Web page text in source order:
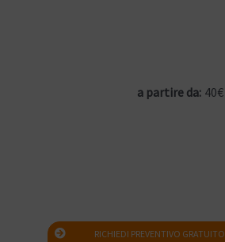
a partire da: 40€
RICHIEDI PREVENTIVO GRATUITO